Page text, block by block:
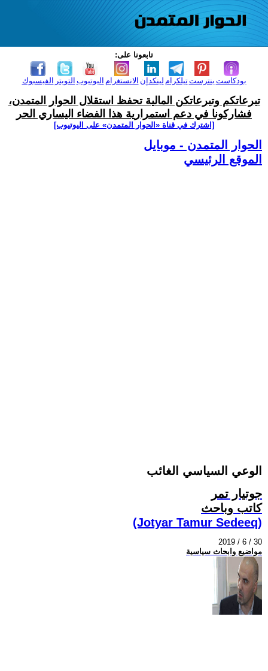
تابعونا على:
الفيسبوك التويتر اليوتيوب الانستغرام لينكدإن تيلكرامبنترست بودكاست
تبرعاتكم وتبرعاتكن المالية تحفظ استقلال الحوار المتمدن،
فشاركونا في دعم استمرارية هذا الفضاء اليساري الحر
[اشترك في قناة ‫«الحوار المتمدن» على اليوتيوب]
الحوار المتمدن - موبايل
الموقع الرئيسي
الوعي السياسي الغائب
جوتيار تمر
كاتب وباحث
(Jotyar Tamur Sedeeq)
2019 / 6 / 30
مواضيع وابحاث سياسية